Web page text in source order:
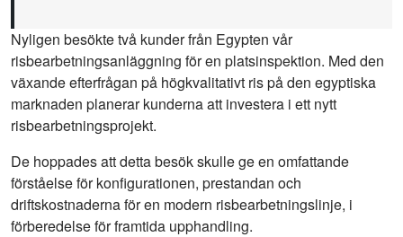
Nyligen besökte två kunder från Egypten vår
risbearbetningsanläggning för en platsinspektion. Med den
växande efterfrågan på högkvalitativt ris på den egyptiska
marknaden planerar kunderna att investera i ett nytt
risbearbetningsprojekt.
De hoppades att detta besök skulle ge en omfattande
förståelse för konfigurationen, prestandan och
driftskostnaderna för en modern risbearbetningslinje, i
förberedelse för framtida upphandling.